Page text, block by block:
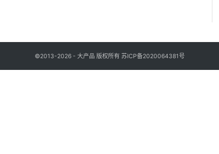
©2013-2026 - 大产品 版权所有 苏ICP备2020064381号